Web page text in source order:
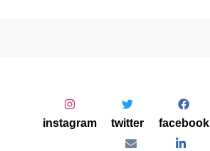
facebook
twitter
instagram